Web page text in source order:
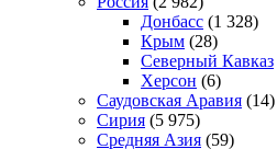
Донбасс (1 328)
Крым (28)
Северный Кавказ
Херсон (6)
Саудовская Аравия (14)
Сирия (5 975)
Средняя Азия (59)